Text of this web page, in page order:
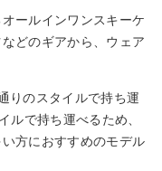
ールインワンスキーケ
どのギアから、ウェア
りのスタイルで持ち運
ルで持ち運べるため、
方におすすめのモデル